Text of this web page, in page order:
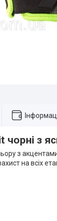
чорні з
з
на всіх